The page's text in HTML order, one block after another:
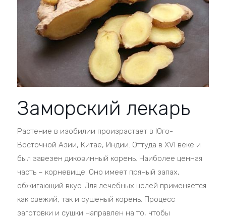
Заморский лекарь
Растение в изобилии произрастает в Юго-
Восточной Азии, Китае, Индии. Оттуда в XVI веке и
был завезен диковинный корень. Наиболее ценная
часть – корневище. Оно имеет пряный запах,
обжигающий вкус. Для лечебных целей применяется
как свежий, так и сушеный корень. Процесс
заготовки и сушки направлен на то, чтобы